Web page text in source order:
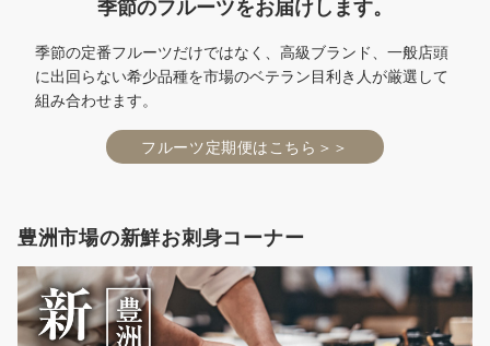
季節のフルーツをお届けします。
季節の定番フルーツだけではなく、高級ブランド、一般店頭
に出回らない希少品種を市場のベテラン目利き人が厳選して
組み合わせます。
フルーツ定期便はこちら＞＞
豊洲市場の新鮮お刺身コーナー